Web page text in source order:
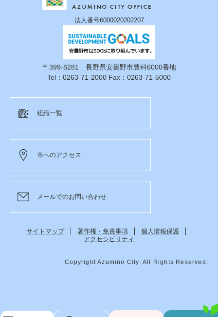
法人番号6000020202207
〒399-8281 長野県安曇野市豊科6000番地
Tel：0263-71-2000 Fax：0263-71-5000
組織一覧
市へのアクセス
メールでのお問い合わせ
サイトマップ 著作権・免責事項
個人情報保護
アクセシビリティ
Copyright Azumino City. All Rights Reserved.